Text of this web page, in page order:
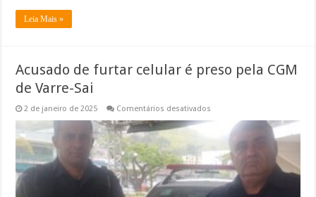
Leia Mais »
Acusado de furtar celular é preso pela CGM
de Varre-Sai
2 de janeiro de 2025 Comentários desativados
furtar
é
preso
pela
CGM
de